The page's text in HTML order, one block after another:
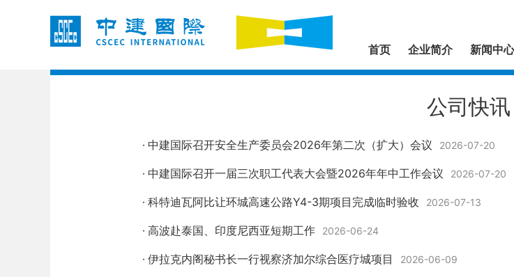
首页 企业简介 新闻中心
公司快讯
中建国际召开安全生产委员会2026年第二次（扩大）会议 2026-07-20
中建国际召开一届三次职工代表大会暨2026年年中工作会议 2026-07-20
科特迪瓦阿比让环城高速公路Y4-3期项目完成临时验收 2026-07-13
高波赴泰国、印度尼西亚短期工作 2026-06-24
伊拉克内阁秘书长一行视察济加尔综合医疗城项目 2026-06-09